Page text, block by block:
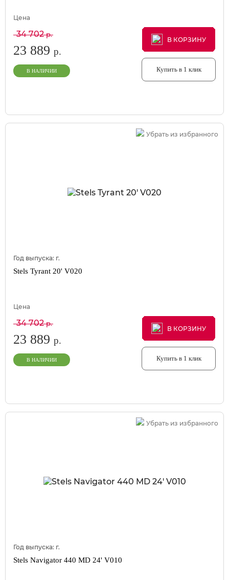
Цена
34 702р.
23 889 р.
В НАЛИЧИИ
В КОРЗИНУ
В КОРЗИНУ
В КОРЗИНУ
Купить в 1 клик
Убрать из избранного
Год выпуска: г.
Stels Tyrant 20' V020
Цена
34 702р.
23 889 р.
В НАЛИЧИИ
В КОРЗИНУ
В КОРЗИНУ
В КОРЗИНУ
Купить в 1 клик
Убрать из избранного
Год выпуска: г.
Stels Navigator 440 MD 24' V010